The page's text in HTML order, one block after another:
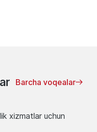
Barcha voqealar
xizmatlar uchun